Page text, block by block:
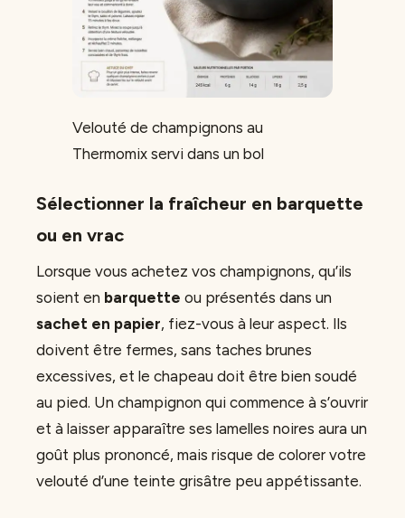
Velouté de champignons au
Thermomix servi dans un bol
Sélectionner la fraîcheur en barquette
ou en vrac
Lorsque vous achetez vos champignons, qu’ils
soient en barquette ou présentés dans un
sachet en papier, fiez-vous à leur aspect. Ils
doivent être fermes, sans taches brunes
excessives, et le chapeau doit être bien soudé
au pied. Un champignon qui commence à s’ouvrir
et à laisser apparaître ses lamelles noires aura un
goût plus prononcé, mais risque de colorer votre
velouté d’une teinte grisâtre peu appétissante.